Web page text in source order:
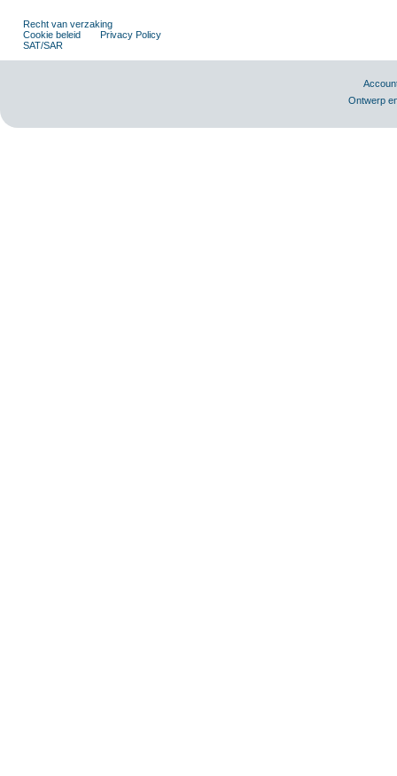
Recht van verzaking
Cookie beleid
Privacy Policy
SAT/SAR
Ontwerp